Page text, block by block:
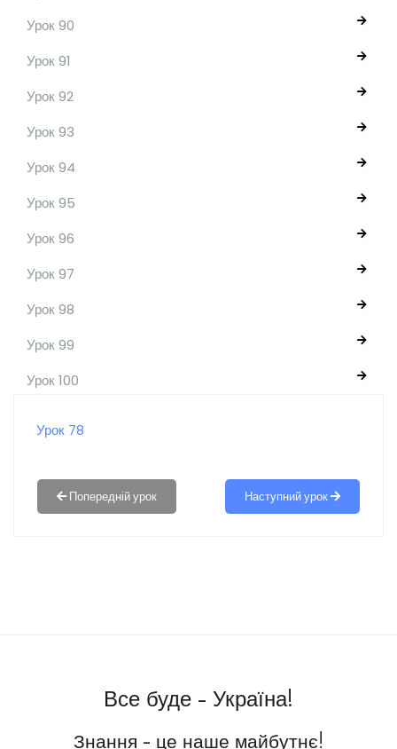
Урок 90
Урок 91
Урок 92
Урок 93
Урок 94
Урок 95
Урок 96
Урок 97
Урок 98
Урок 99
Урок 100
Урок 78
Наступний урок
Все буде - Україна!
Знання - це наше майбутнє!